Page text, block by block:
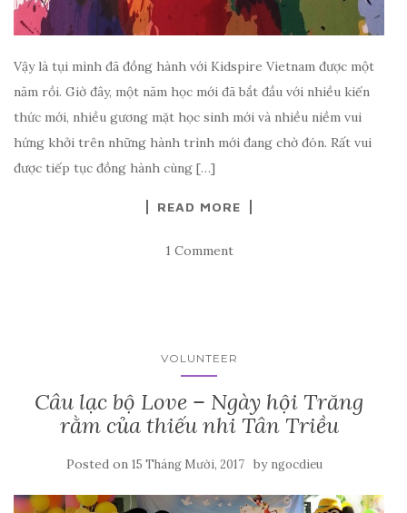
Vậy là tụi mình đã đồng hành với Kidspire Vietnam được một
năm rồi. Giờ đây, một năm học mới đã bắt đầu với nhiều kiến
thức mới, nhiều gương mặt học sinh mới và nhiều niềm vui
hứng khởi trên những hành trình mới đang chờ đón. Rất vui
được tiếp tục đồng hành cùng […]
READ MORE
1 Comment
VOLUNTEER
Câu lạc bộ Love – Ngày hội Trăng
rằm của thiếu nhi Tân Triều
Posted on 15 Tháng Mười, 2017 by ngocdieu